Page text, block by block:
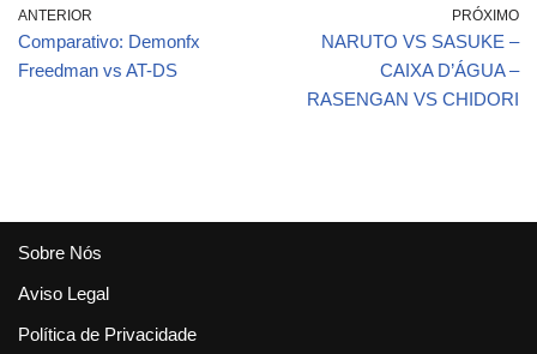
ANTERIOR
Comparativo: Demonfx
Freedman vs AT-DS
PRÓXIMO
NARUTO VS SASUKE –
CAIXA D’ÁGUA –
RASENGAN VS CHIDORI
Sobre Nós
Aviso Legal
Política de Privacidade